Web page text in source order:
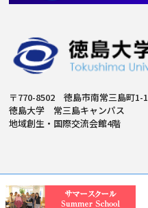
〒770-8502 徳島市南常三島町1-1
徳島大学 常三島キャンパス
地域創生・国際交流会館4階